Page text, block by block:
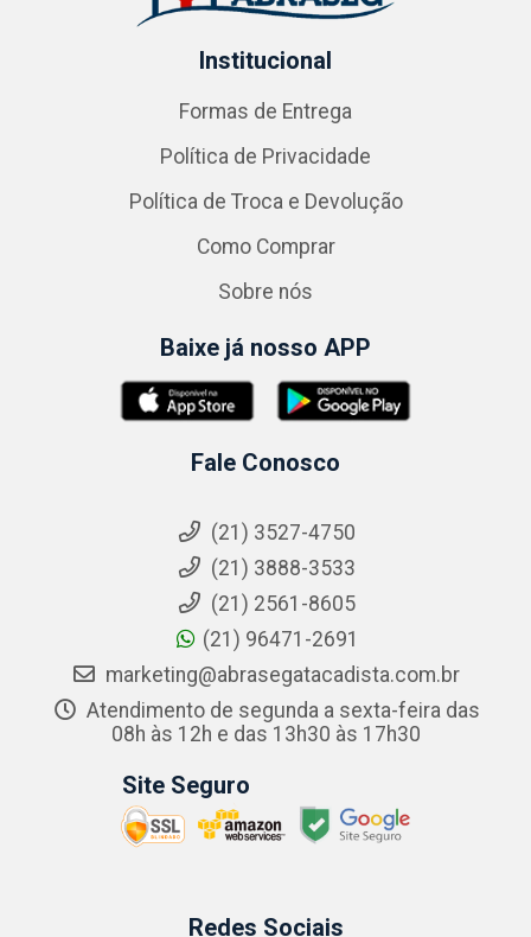
Institucional
Formas de Entrega
Política de Privacidade
Política de Troca e Devolução
Como Comprar
Sobre nós
Baixe já nosso APP
Fale Conosco
(21) 3527-4750
(21) 3888-3533
(21) 2561-8605
(21) 96471-2691
marketing@abrasegatacadista.com.br
Atendimento de segunda a sexta-feira das
08h às 12h e das 13h30 às 17h30
Site Seguro
Redes Sociais